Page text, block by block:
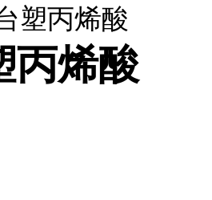
塑丙烯酸
丙烯酸